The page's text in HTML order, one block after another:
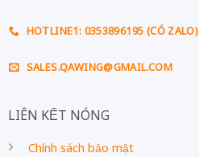
HOTLINE1: 0353896195 (CÓ ZALO)
SALES.QAWING@GMAIL.COM
LIÊN KẾT NÓNG
Chính sách bảo mật